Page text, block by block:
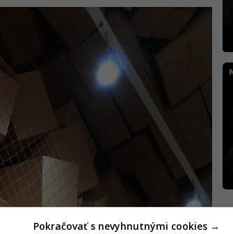
Pokračovať s nevyhnutnými cookies →